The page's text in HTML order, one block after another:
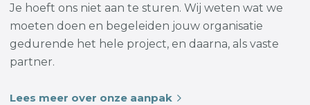
Je hoeft ons niet aan te sturen. Wij weten wat we
moeten doen en begeleiden jouw organisatie
gedurende het hele project, en daarna, als vaste
partner.
Lees meer over onze aanpak